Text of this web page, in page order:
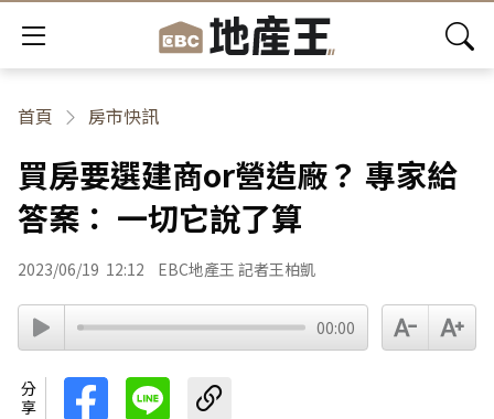
首頁 房市快訊
買房要選建商or營造廠？ 專家給
答案： 一切它說了算
2023/06/19 12:12 EBC地產王 記者王柏凱
00:00
分享